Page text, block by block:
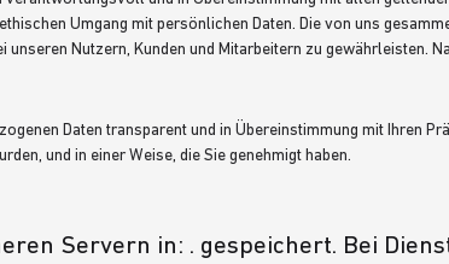
Umgang mit persönlichen Daten. Die von uns
Nutzern, Kunden und Mitarbeitern zu gewährleisten.
Daten transparent und in Übereinstimmung mit Ihren
und in einer Weise, die Sie genehmigt haben.
Servern in: . gespeichert. Bei